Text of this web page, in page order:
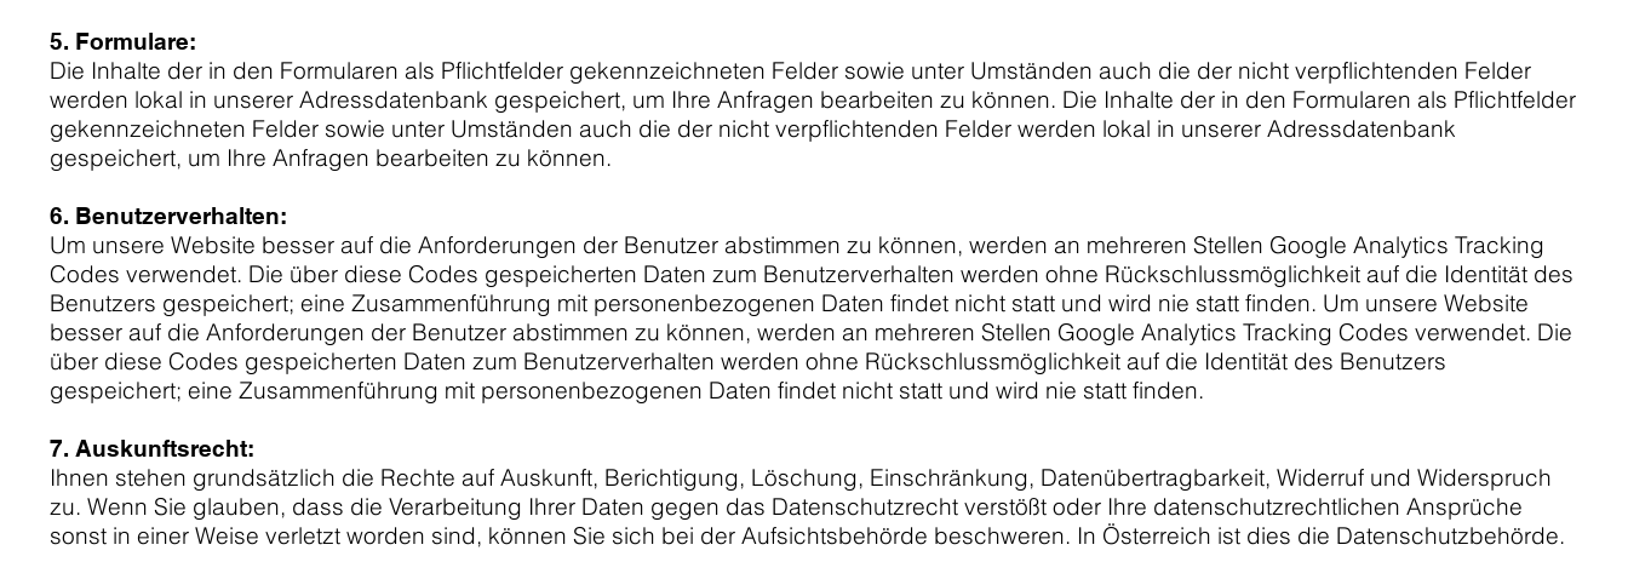
5. Formulare:
Die Inhalte der in den Formularen als Pflichtfelder gekennzeichneten Felder sowie unter Umständen auch die der nicht verpflichtenden Felder
werden lokal in unserer Adressdatenbank gespeichert, um Ihre Anfragen bearbeiten zu können. Die Inhalte der in den Formularen als Pflichtfelder
gekennzeichneten Felder sowie unter Umständen auch die der nicht verpflichtenden Felder werden lokal in unserer Adressdatenbank
gespeichert, um Ihre Anfragen bearbeiten zu können.
6. Benutzerverhalten:
Um unsere Website besser auf die Anforderungen der Benutzer abstimmen zu können, werden an mehreren Stellen Google Analytics Tracking
Codes verwendet. Die über diese Codes gespeicherten Daten zum Benutzerverhalten werden ohne Rückschlussmöglichkeit auf die Identität des
Benutzers gespeichert; eine Zusammenführung mit personenbezogenen Daten findet nicht statt und wird nie statt finden. Um unsere Website
besser auf die Anforderungen der Benutzer abstimmen zu können, werden an mehreren Stellen Google Analytics Tracking Codes verwendet. Die
über diese Codes gespeicherten Daten zum Benutzerverhalten werden ohne Rückschlussmöglichkeit auf die Identität des Benutzers
gespeichert; eine Zusammenführung mit personenbezogenen Daten findet nicht statt und wird nie statt finden.
7. Auskunftsrecht:
Ihnen stehen grundsätzlich die Rechte auf Auskunft, Berichtigung, Löschung, Einschränkung, Datenübertragbarkeit, Widerruf und Widerspruch
zu. Wenn Sie glauben, dass die Verarbeitung Ihrer Daten gegen das Datenschutzrecht verstößt oder Ihre datenschutzrechtlichen Ansprüche
sonst in einer Weise verletzt worden sind, können Sie sich bei der Aufsichtsbehörde beschweren. In Österreich ist dies die Datenschutzbehörde.